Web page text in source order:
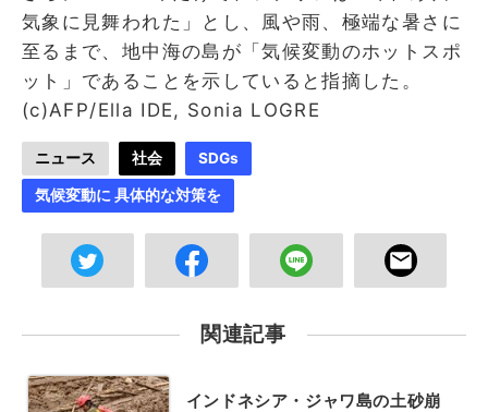
気象に見舞われた」とし、風や雨、極端な暑さに
至るまで、地中海の島が「気候変動のホットスポ
ット」であることを示していると指摘した。
(c)AFP/Ella IDE, Sonia LOGRE
ニュース 社会 SDGs
気候変動に 具体的な対策を
関連記事
インドネシア・ジャワ島の土砂崩